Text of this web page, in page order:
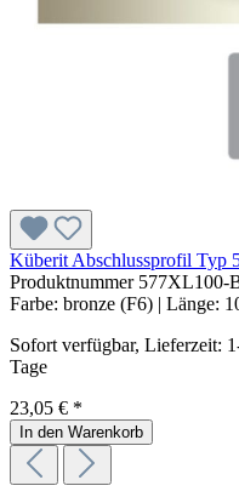
Küberit Abschlussprofil Typ
Produktnummer 577XL100-
Farbe: bronze (F6) | Länge:
Sofort verfügbar, Lieferzeit:
Tage
23,05 € *
In den Warenkorb